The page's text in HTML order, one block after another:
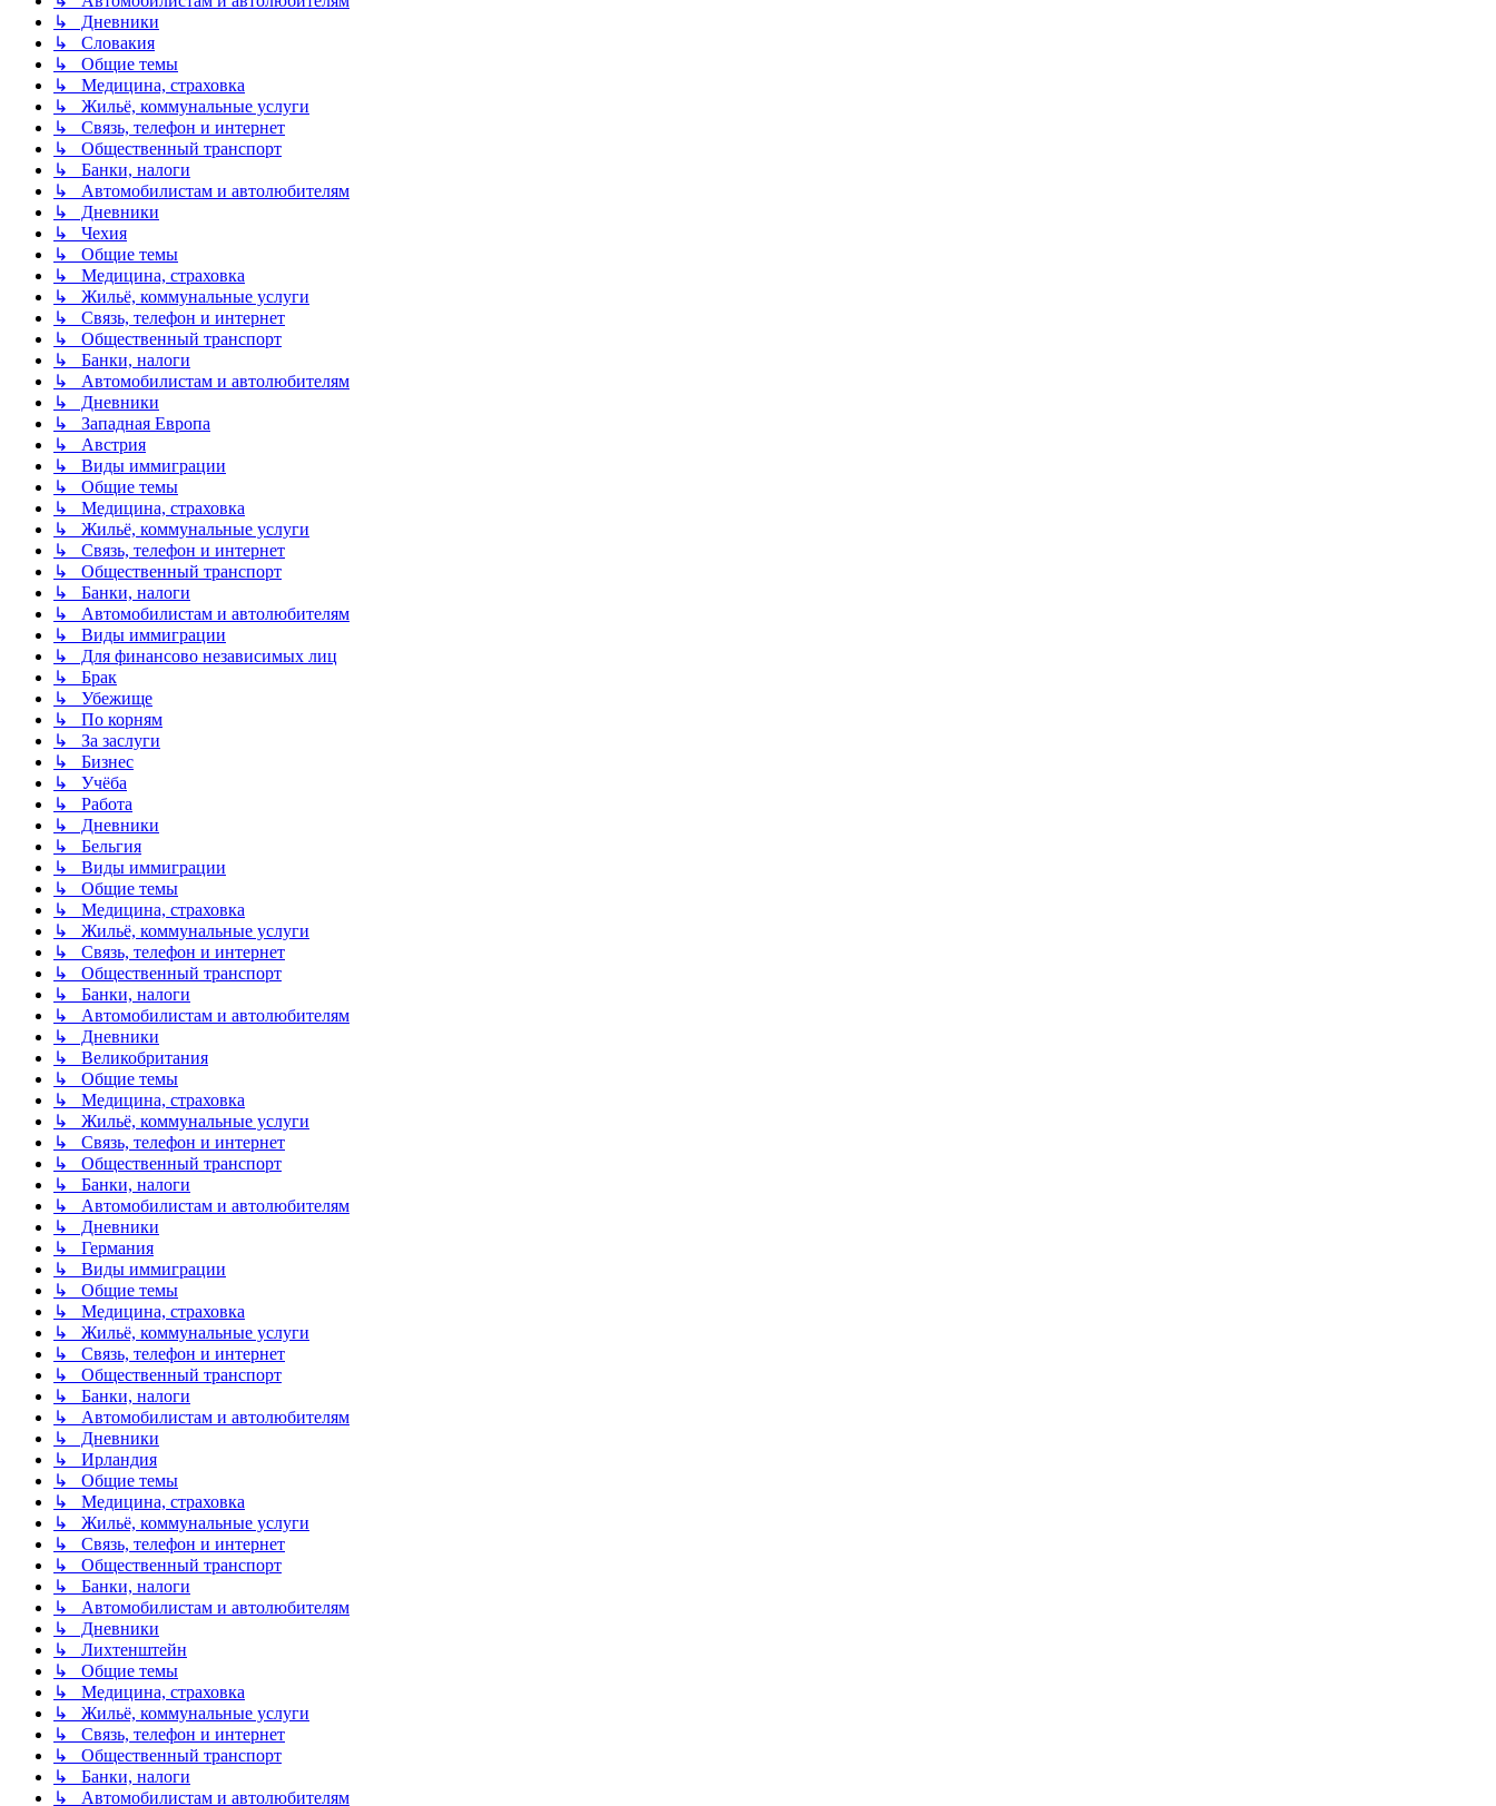
↳ Дневники
↳ Словакия
↳ Общие темы
↳ Медицина, страховка
↳ Жильё, коммунальные услуги
↳ Связь, телефон и интернет
↳ Общественный транспорт
↳ Банки, налоги
↳ Автомобилистам и автолюбителям
↳ Дневники
↳ Чехия
↳ Общие темы
↳ Медицина, страховка
↳ Жильё, коммунальные услуги
↳ Связь, телефон и интернет
↳ Общественный транспорт
↳ Банки, налоги
↳ Автомобилистам и автолюбителям
↳ Дневники
↳ Западная Европа
↳ Австрия
↳ Виды иммиграции
↳ Общие темы
↳ Медицина, страховка
↳ Жильё, коммунальные услуги
↳ Связь, телефон и интернет
↳ Общественный транспорт
↳ Банки, налоги
↳ Автомобилистам и автолюбителям
↳ Виды иммиграции
↳ Для финансово независимых лиц
↳ Брак
↳ Убежище
↳ По корням
↳ За заслуги
↳ Бизнес
↳ Учёба
↳ Работа
↳ Дневники
↳ Бельгия
↳ Виды иммиграции
↳ Общие темы
↳ Медицина, страховка
↳ Жильё, коммунальные услуги
↳ Связь, телефон и интернет
↳ Общественный транспорт
↳ Банки, налоги
↳ Автомобилистам и автолюбителям
↳ Дневники
↳ Великобритания
↳ Общие темы
↳ Медицина, страховка
↳ Жильё, коммунальные услуги
↳ Связь, телефон и интернет
↳ Общественный транспорт
↳ Банки, налоги
↳ Автомобилистам и автолюбителям
↳ Дневники
↳ Германия
↳ Виды иммиграции
↳ Общие темы
↳ Медицина, страховка
↳ Жильё, коммунальные услуги
↳ Связь, телефон и интернет
↳ Общественный транспорт
↳ Банки, налоги
↳ Автомобилистам и автолюбителям
↳ Дневники
↳ Ирландия
↳ Общие темы
↳ Медицина, страховка
↳ Жильё, коммунальные услуги
↳ Связь, телефон и интернет
↳ Общественный транспорт
↳ Банки, налоги
↳ Автомобилистам и автолюбителям
↳ Дневники
↳ Лихтенштейн
↳ Общие темы
↳ Медицина, страховка
↳ Жильё, коммунальные услуги
↳ Связь, телефон и интернет
↳ Общественный транспорт
↳ Банки, налоги
↳ Автомобилистам и автолюбителям